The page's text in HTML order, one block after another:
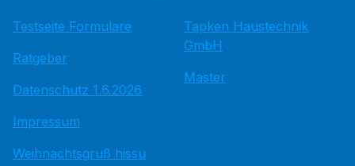
Testseite Formulare
Ratgeber
Datenschutz 1.6.2026
Impressum
Weihnachtsgruß hissu
Tapken Haustechnik
GmbH
Master